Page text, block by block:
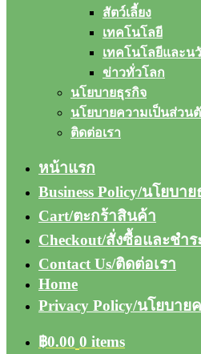
สัตว์เลี้ยง
เทคโนโลยี
เทคโนโลยีและน
ข่าวทั่วโลก
นโยบายธุรกิจ
นโยบายความเป็นส่วน
ติดต่อเรา
หน้าแรก
Business Policy/นโยบา
Cart/ตะกร้าสินค้า
Checkout/สั่งซื้อและชำร
Contact Us/ติดต่อเรา
Home
Privacy Policy/นโยบาย
฿0.00 0 items